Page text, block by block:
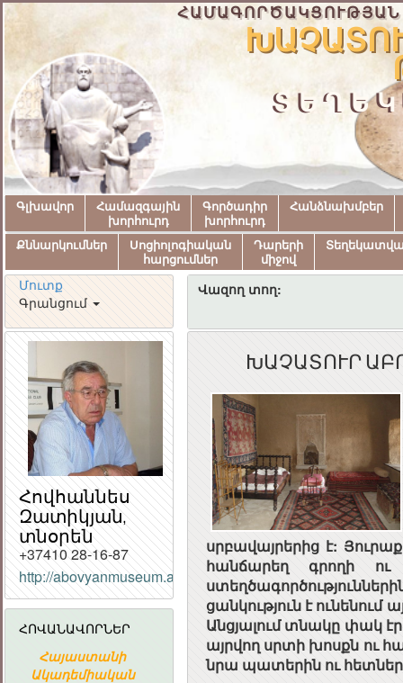
Գլխավոր
Համազգային
խորհուրդ
Գործադիր
խորհուրդ
Հանձնախմբեր
Քննարկումներ
Սոցիոլոգիական
հարցումներ
Դարերի
միջով
Մուտք
Գրանցում
Վազող տող:
Հովհաննես
Զատիկյան,
տնօրեն
+37410 28-16-87
http://abovyanmuseum.am/
ՀՈՎԱՆԱՎՈՐՆԵՐ
Հայաստանի
Ակադեմիական
ՀԱՅԱՍՏԱՆԻ
ՀԱՆՐԱՊԵՏՈՒԹՅԱՆ
ԽԱՉԱՏՈՒՐ
սրբավայրերից է:
հանճարեղ գրողի
ցան­կություն է
Անցյալում տնակը փակ
այրվող սրտի խոսքն ու
նրա պատերին ու
ՀԱՅԱՍՏԱՆԻ
ՀԱՆՐԱՅԻՆ
ԽՈՐՀՈՒՐԴ